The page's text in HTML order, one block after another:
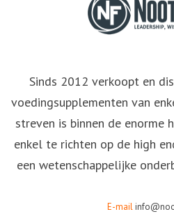
Sinds 2012 verkoopt en
voedingsupplementen van
streven is binnen de enorme
enkel te richten op de high
een wetenschappelijke
E-mail